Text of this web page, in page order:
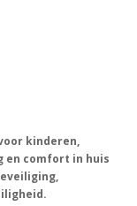
kinderen,
en comfort in huis